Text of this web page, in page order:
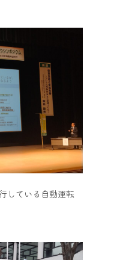
している自動運転